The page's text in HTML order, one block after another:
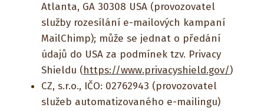
Atlanta, GA 30308 USA (provozovatel
služby rozesílání e-mailových kampaní
MailChimp); může se jednat o předání
údajů do USA za podmínek tzv. Privacy
Shieldu (https://www.privacyshield.gov/)
CZ, s.r.o., IČO: 02762943 (provozovatel
služeb automatizovaného e-mailingu)